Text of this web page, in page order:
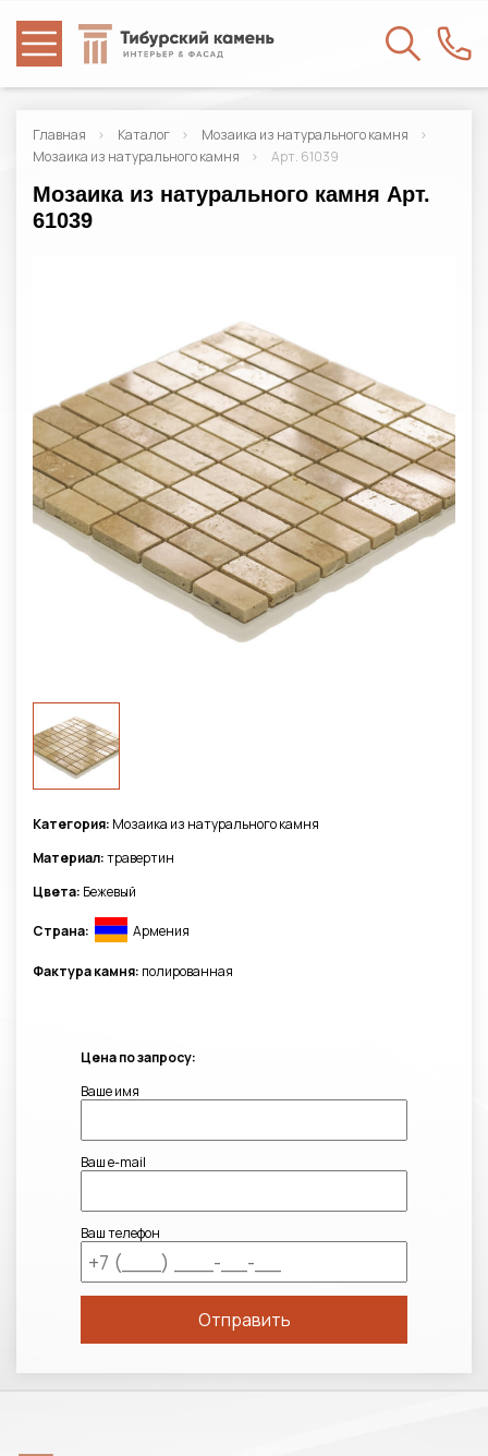
Главная Каталог
Мозаика из натурального камня
Мозаика из натурального камня
Арт. 61039
Мозаика из натурального камня Арт.
61039
Категория: Мозаика из натурального камня
Материал:травертин
Цвета: Бежевый
Страна: Армения
Фактура камня: полированная
Цена по запросу:
Ваше имя
Ваш e-mail
Ваш телефон